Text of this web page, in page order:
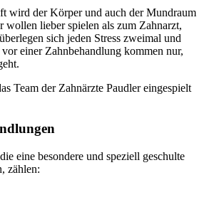
wird der Körper und auch der Mundraum
wollen lieber spielen als zum Zahnarzt,
sich jeden Stress zweimal und
einer Zahnbehandlung kommen nur,
Team der Zahnärzte Paudler eingespielt
eine besondere und speziell geschulte
zählen: